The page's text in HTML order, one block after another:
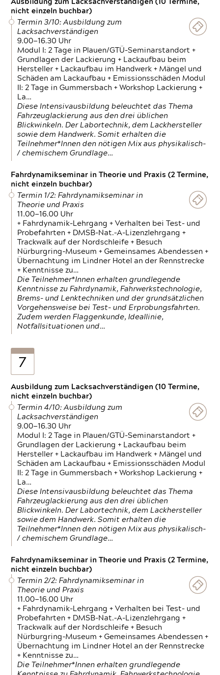
Ausbildung zum Lacksachverständigen (10 Termine,
nicht einzeln buchbar)
Termin 3/10: Ausbildung zum
Lacksachverständigen
9.00—16.30 Uhr
Modul I: 2 Tage in Plauen/GTÜ-Seminarstandort +
Grundlagen der Lackierung + Lackaufbau beim
Hersteller + Lackaufbau im Handwerk + Mängel und
Schäden am Lackaufbau + Emissionsschäden Modul
II: 2 Tage in Gummersbach + Workshop Lackierung +
La…
Diese Intensivausbildung beleuchtet das Thema
Fahrzeuglackierung aus den drei üblichen
Blickwinkeln. Der Labortechnik, dem Lackhersteller
sowie dem Handwerk. Somit erhalten die
Teilnehmer*Innen den nötigen Mix aus physikalisch-
/ chemischem Grundlage…
Fahrdynamikseminar in Theorie und Praxis (2 Termine,
nicht einzeln buchbar)
Termin 1/2: Fahrdynamikseminar in
Theorie und Praxis
11.00—16.00 Uhr
+ Fahrdynamik-Lehrgang + Verhalten bei Test- und
Probefahrten + DMSB-Nat.-A-Lizenzlehrgang +
Trackwalk auf der Nordschleife + Besuch
Nürburgring-Museum + Gemeinsames Abendessen +
Übernachtung im Lindner Hotel an der Rennstrecke
+ Kenntnisse zu…
Die Teilnehmer*Innen erhalten grundlegende
Kenntnisse zu Fahrdynamik, Fahrwerkstechnologie,
Brems- und Lenktechniken und der grundsätzlichen
Vorgehensweise bei Test- und Erprobungsfahrten.
Zudem werden Flaggenkunde, Ideallinie,
Notfallsituationen und…
7
Ausbildung zum Lacksachverständigen (10 Termine,
nicht einzeln buchbar)
Termin 4/10: Ausbildung zum
Lacksachverständigen
9.00—16.30 Uhr
Modul I: 2 Tage in Plauen/GTÜ-Seminarstandort +
Grundlagen der Lackierung + Lackaufbau beim
Hersteller + Lackaufbau im Handwerk + Mängel und
Schäden am Lackaufbau + Emissionsschäden Modul
II: 2 Tage in Gummersbach + Workshop Lackierung +
La…
Diese Intensivausbildung beleuchtet das Thema
Fahrzeuglackierung aus den drei üblichen
Blickwinkeln. Der Labortechnik, dem Lackhersteller
sowie dem Handwerk. Somit erhalten die
Teilnehmer*Innen den nötigen Mix aus physikalisch-
/ chemischem Grundlage…
Fahrdynamikseminar in Theorie und Praxis (2 Termine,
nicht einzeln buchbar)
Termin 2/2: Fahrdynamikseminar in
Theorie und Praxis
11.00—16.00 Uhr
+ Fahrdynamik-Lehrgang + Verhalten bei Test- und
Probefahrten + DMSB-Nat.-A-Lizenzlehrgang +
Trackwalk auf der Nordschleife + Besuch
Nürburgring-Museum + Gemeinsames Abendessen +
Übernachtung im Lindner Hotel an der Rennstrecke
+ Kenntnisse zu…
Die Teilnehmer*Innen erhalten grundlegende